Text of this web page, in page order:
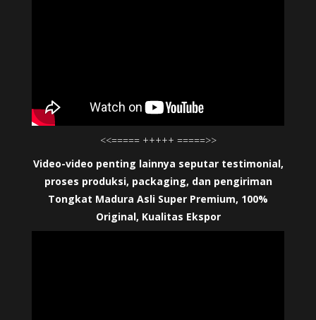
<<===== +++++ =====>>
Video-video penting lainnya seputar testimonial,
proses produksi, packaging, dan pengiriman
Tongkat Madura Asli Super Premium, 100%
Original, Kualitas Ekspor